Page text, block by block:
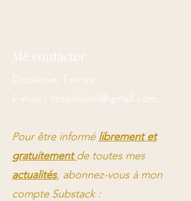
Me contacter
Occitanie, France
E-mail : creerlelien@gmail.com
Pour être informé librement et
gratuitementde toutes mes
actualités, abonnez-vous à mon
compte Substack :